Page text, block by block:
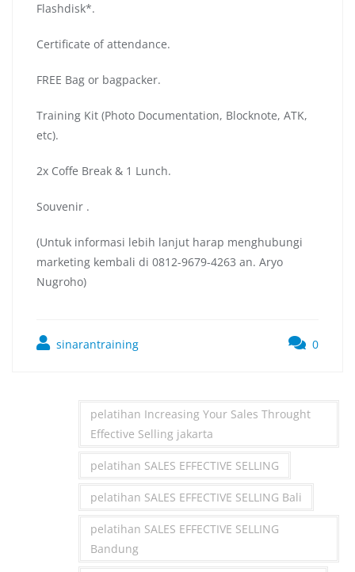
Flashdisk*.
Certificate of attendance.
FREE Bag or bagpacker.
Training Kit (Photo Documentation, Blocknote, ATK,
etc).
2x Coffe Break & 1 Lunch.
Souvenir .
(Untuk informasi lebih lanjut harap menghubungi
marketing kembali di 0812-9679-4263 an. Aryo
Nugroho)
sinarantraining 0
pelatihan Increasing Your Sales Throught
Effective Selling jakarta
pelatihan SALES EFFECTIVE SELLING
pelatihan SALES EFFECTIVE SELLING Bali
pelatihan SALES EFFECTIVE SELLING
Bandung